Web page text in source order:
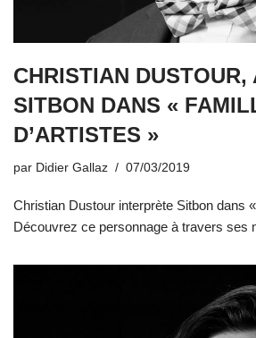
CHRISTIAN DUSTOUR,
SITBON DANS «
D’ARTISTES »
par Didier Gallaz 07/03/2019
Christian Dustour interprète Sitbon dans
Découvrez ce personnage à travers ses